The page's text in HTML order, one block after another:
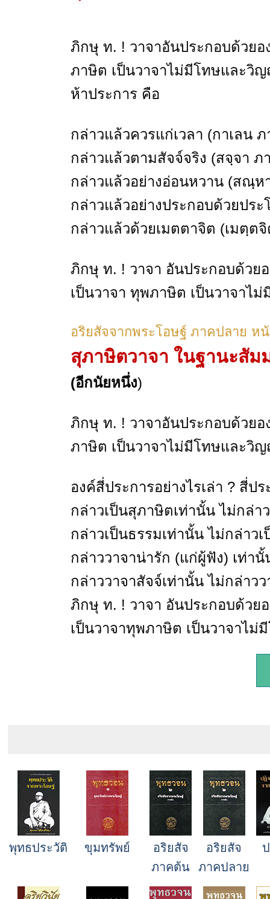
ภิกษุ ท. ! วาจาอันประกอบด้วยอ
ภาษิต เป็นวาจาไม่มีโทษและวิญ
ห้าประการ คือ
กล่าวแล้วควรแก่เวลา (กาเลน
กล่าวแล้วตามสัจจ์จริง (สจฺจา ภ
กล่าวแล้วอย่างอ่อนหวาน (สณฺห
กล่าวแล้วอย่างประกอบด้วยปร
กล่าวแล้วด้วยเมตตาจิต (เมตฺต
ภิกษุ ท. ! วาจา อันประกอบด้วย
เป็นวาจา ทุพภาษิต เป็นวาจาไ
อริยสัจจากพระโอษฐ์ ภาคปลาย หน้
สุภาษิตวาจา ในฐานะสัม
(อีกนัยหนึ่ง)
ภิกษุ ท. ! วาจาอันประกอบด้วยอ
ภาษิต เป็นวาจาไม่มีโทษและวิ
องค์สี่ประการอย่างไรเล่า ? สี่ป
กล่าวเป็นสุภาษิตเท่านั้น ไม่กล่า
กล่าวเป็นธรรมเท่านั้น ไม่กล่าว
กล่าววาจาน่ารัก (แก่ผู้ฟัง) เท่า
กล่าววาจาสัจจ์เท่านั้น ไม่กล่าว
ภิกษุ ท. ! วาจา อันประกอบด้วย
เป็นวาจาทุพภาษิต เป็นวาจาไ
พุทธประวัติ ขุมทรัพย์
อริยสัจ
ภาคต้น
อริยสัจ
ภาคปลาย